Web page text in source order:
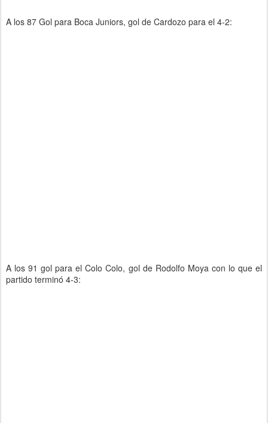
A los 87 Gol para Boca Juniors, gol de Cardozo para el 4-2:
A los 91 gol para el Colo Colo, gol de Rodolfo Moya con lo que el
partido terminó 4-3: